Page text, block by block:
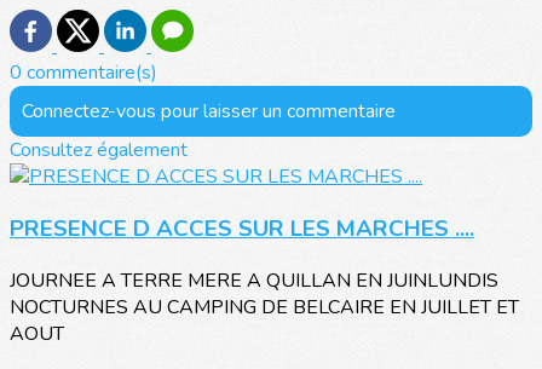
0 commentaire(s)
Connectez-vous pour laisser un commentaire
Consultez également
PRESENCE D ACCES SUR LES MARCHES ....
JOURNEE A TERRE MERE A QUILLAN EN JUINLUNDIS
NOCTURNES AU CAMPING DE BELCAIRE EN JUILLET ET
AOUT